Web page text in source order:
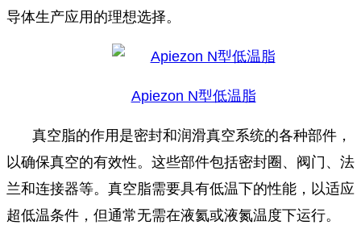
导体生产应用的理想选择。
Apiezon N型低温脂
真空脂的作用是密封和润滑真空系统的各种部件，
以确保真空的有效性。这些部件包括密封圈、阀门、法
兰和连接器等。真空脂需要具有低温下的性能，以适应
超低温条件，但通常无需在液氦或液氮温度下运行。